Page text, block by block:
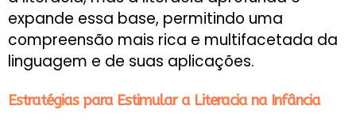
expande essa base, permitindo uma
compreensão mais rica e multifacetada da
linguagem e de suas aplicações​​.
Estratégias para Estimular a Literacia na Infância